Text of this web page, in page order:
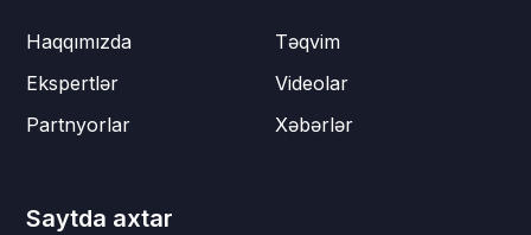
Haqqımızda
Ekspertlər
Partnyorlar
Təqvim
Videolar
Xəbərlər
Saytda axtar